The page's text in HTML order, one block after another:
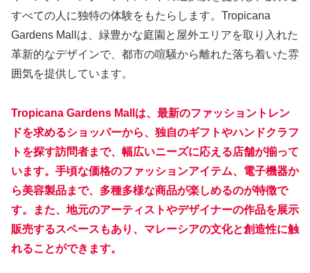
すべての人に独特の体験をもたらします。Tropicana
Gardens Mallは、緑豊かな庭園と屋外エリアを取り入れた
革新的なデザインで、都市の喧騒から離れた落ち着いた雰
囲気を提供しています。
Tropicana Gardens Mallは、最新のファッショントレン
ドを求めるショッパーから、独自のギフトやハンドクラフ
トを探す訪問者まで、幅広いニーズに応える店舗が揃って
います。手頃な価格のファッションアイテム、電子機器か
ら美容製品まで、多種多様な商品が楽しめるのが特徴で
す。また、地元のアーティストやデザイナーの作品を展示
販売するスペースもあり、マレーシアの文化と創造性に触
れることができます。